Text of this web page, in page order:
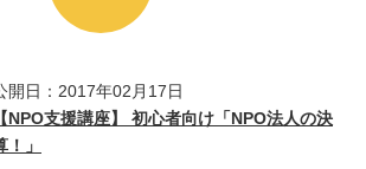
開日：2017年02月17日
【NPO支援講座】 初心者向け「NPO法人の決
！」